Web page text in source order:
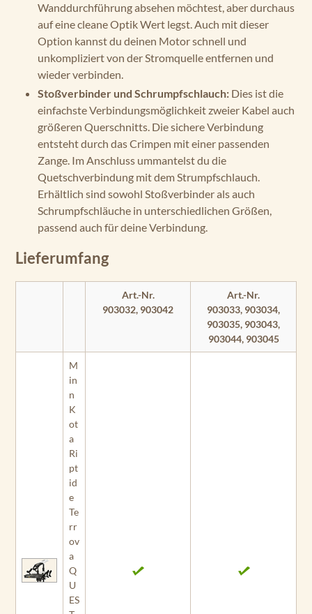
Wanddurchführung absehen möchtest, aber durchaus
auf eine cleane Optik Wert legst. Auch mit dieser
Option kannst du deinen Motor schnell und
unkompliziert von der Stromquelle entfernen und
wieder verbinden.
Stoßverbinder und Schrumpfschlauch: Dies ist die
einfachste Verbindungsmöglichkeit zweier Kabel auch
größeren Querschnitts. Die sichere Verbindung
entsteht durch das Crimpen mit einer passenden
Zange. Im Anschluss ummantelst du die
Quetschverbindung mit dem Strumpfschlauch.
Erhältlich sind sowohl Stoßverbinder als auch
Schrumpfschläuche in unterschiedlichen Größen,
passend auch für deine Verbindung.
Lieferumfang
Art.-Nr.
903032, 903042
Art.-Nr.
903033, 903034,
903035, 903043,
903044, 903045
M
in
n
K
ot
a
Ri
pt
id
e
Te
rr
ov
a
Q
U
ES